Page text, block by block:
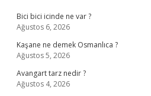
Bici bici icinde ne var ?
Ağustos 6, 2026
Kaşane ne demek Osmanlıca ?
Ağustos 5, 2026
Avangart tarz nedir ?
Ağustos 4, 2026